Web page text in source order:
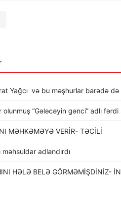
Yağcı və bu məşhurlar barədə
“Gələcəyin gənci” adlı
MƏHKƏMƏYƏ VERİR- TƏCİLİ
adlandırdı
HƏLƏ BELƏ GÖRMƏMİŞDİNİZ-